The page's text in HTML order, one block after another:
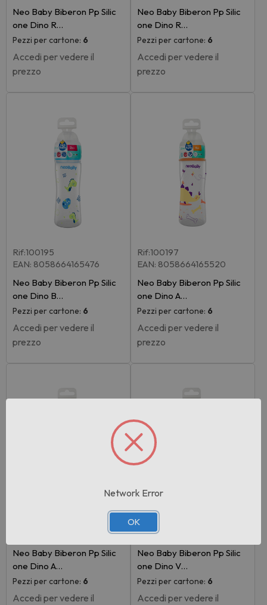
Neo Baby Biberon Pp Silic
one Dino R…
Pezzi per cartone: 6
Accedi per vedere il
prezzo
Neo Baby Biberon Pp Silic
one Dino R…
Pezzi per cartone: 6
Accedi per vedere il
prezzo
Rif:100195
EAN: 8058664165476
Neo Baby Biberon Pp Silic
one Dino B…
Pezzi per cartone: 6
Accedi per vedere il
prezzo
Rif:100197
EAN: 8058664165520
Neo Baby Biberon Pp Silic
one Dino A…
Pezzi per cartone: 6
Accedi per vedere il
prezzo
Neo Baby Biberon Pp Silic
one Dino A…
Pezzi per cartone: 6
Accedi per vedere il
Rif:100198
EAN: 8058664165513
Neo Baby Biberon Pp Silic
one Dino V…
Pezzi per cartone: 6
Accedi per vedere il
Network Error
OK